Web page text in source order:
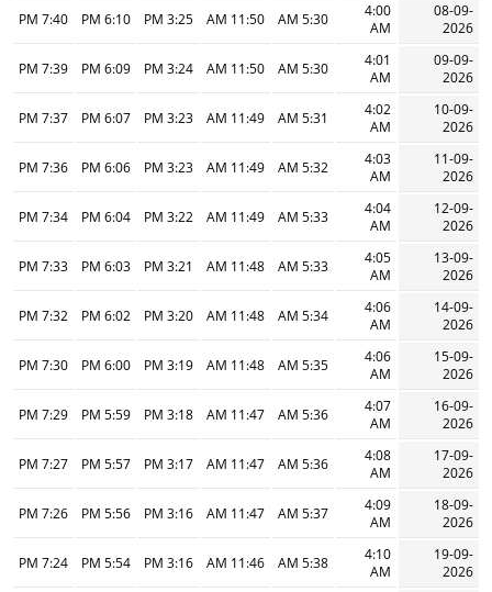
08-09-
2026
4:00
AM
5:30 AM
11:50 AM
3:25 PM
6:10 PM
7:40 PM
09-09-
2026
4:01
AM
5:30 AM
11:50 AM
3:24 PM
6:09 PM
7:39 PM
10-09-
2026
4:02
AM
5:31 AM
11:49 AM
3:23 PM
6:07 PM
7:37 PM
11-09-
2026
4:03
AM
5:32 AM
11:49 AM
3:23 PM
6:06 PM
7:36 PM
12-09-
2026
4:04
AM
5:33 AM
11:49 AM
3:22 PM
6:04 PM
7:34 PM
13-09-
2026
4:05
AM
5:33 AM
11:48 AM
3:21 PM
6:03 PM
7:33 PM
14-09-
2026
4:06
AM
5:34 AM
11:48 AM
3:20 PM
6:02 PM
7:32 PM
15-09-
2026
4:06
AM
5:35 AM
11:48 AM
3:19 PM
6:00 PM
7:30 PM
16-09-
2026
4:07
AM
5:36 AM
11:47 AM
3:18 PM
5:59 PM
7:29 PM
17-09-
2026
4:08
AM
5:36 AM
11:47 AM
3:17 PM
5:57 PM
7:27 PM
18-09-
2026
4:09
AM
5:37 AM
11:47 AM
3:16 PM
5:56 PM
7:26 PM
19-09-
2026
4:10
AM
5:38 AM
11:46 AM
3:16 PM
5:54 PM
7:24 PM